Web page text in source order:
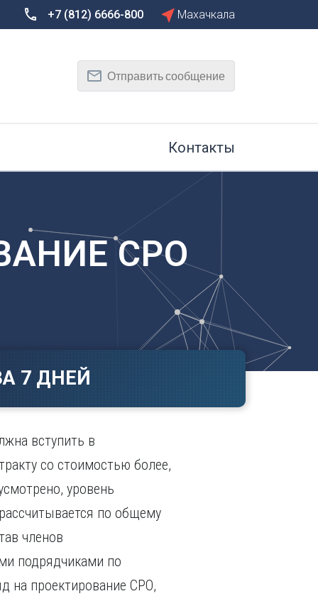
Дону
Тамбов
Тюмень
Улан-Удэ
Ульяновск
Уфа
Хабаровск
Чебоксары
+7 (812) 6666-800 Махачкала
Отправить сообщение
Контакты
СРО
7 ДНЕЙ
вступить в
со стоимостью более,
уровень
по общему
членов
подрядчиками по
на проектирование СРО,